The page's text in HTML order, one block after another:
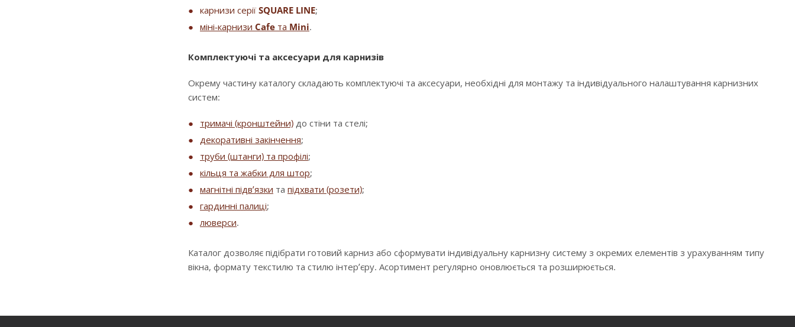
карнизи серії SQUARE LINE;
міні-карнизи Cafe та Mini.
Комплектуючі та аксесуари для карнизів
Окрему частину каталогу складають комплектуючі та аксесуари, необхідні для монтажу та індивідуального налаштування карнизних
систем:
тримачі (кронштейни) до стіни та стелі;
декоративні закінчення;
труби (штанги) та профілі;
кільця та жабки для штор;
магнітні підв’язки та підхвати (розети);
гардинні палиці;
люверси.
Каталог дозволяє підібрати готовий карниз або сформувати індивідуальну карнизну систему з окремих елементів з урахуванням типу
вікна, формату текстилю та стилю інтер’єру. Асортимент регулярно оновлюється та розширюється.